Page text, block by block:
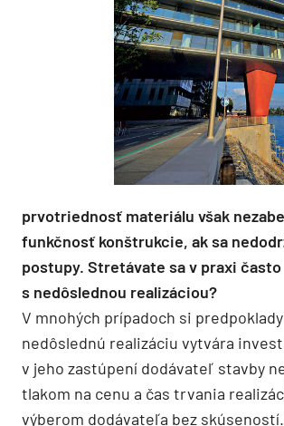
prvotriednosť materiálu však
funkčnosť konštrukcie, ak sa
postupy. Stretávate sa v praxi často
s nedôslednou realizáciou?
V mnohých prípadoch si
nedôslednú realizáciu vytvára
v jeho zastúpení dodávateľ stavby
tlakom na cenu a čas trvania
výberom dodávateľa bez